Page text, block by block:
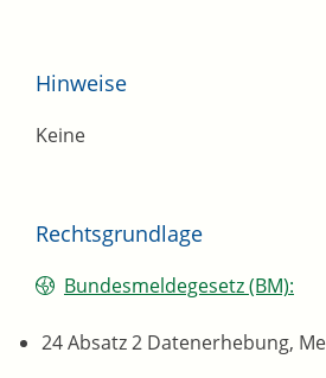
Hinweise
Keine
Rechtsgrundlage
Bundesmeldegesetz (BM):
24 Absatz 2 Datenerhebung,